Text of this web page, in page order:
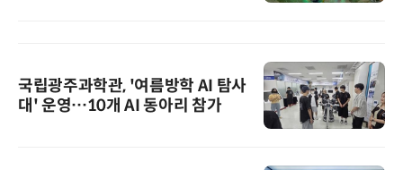
국립광주과학관, '여름방학 AI 탐사
대' 운영…10개 AI 동아리 참가